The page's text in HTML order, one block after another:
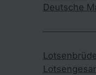
Deutsche